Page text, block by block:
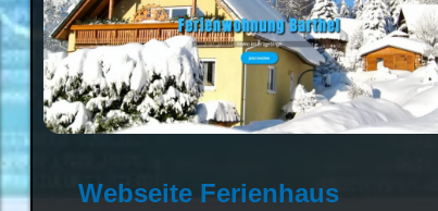
Webseite Ferienhaus